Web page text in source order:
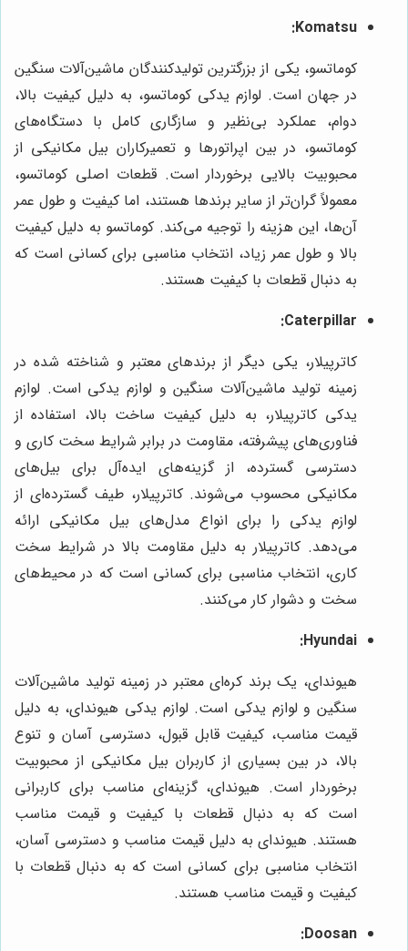
Komatsu:
کوماتسو، یکی از بزرگترین تولیدکنندگان ماشین‌آلات سنگین
در جهان است. لوازم یدکی کوماتسو، به دلیل کیفیت بالا،
دوام، عملکرد بی‌نظیر و سازگاری کامل با دستگاه‌های
کوماتسو، در بین اپراتورها و تعمیرکاران بیل مکانیکی از
محبوبیت بالایی برخوردار است. قطعات اصلی کوماتسو،
معمولاً گران‌تر از سایر برندها هستند، اما کیفیت و طول عمر
آن‌ها، این هزینه را توجیه می‌کند. کوماتسو به دلیل کیفیت
بالا و طول عمر زیاد، انتخاب مناسبی برای کسانی است که
به دنبال قطعات با کیفیت هستند.
Caterpillar:
کاترپیلار، یکی دیگر از برندهای معتبر و شناخته شده در
زمینه تولید ماشین‌آلات سنگین و لوازم یدکی است. لوازم
یدکی کاترپیلار، به دلیل کیفیت ساخت بالا، استفاده از
فناوری‌های پیشرفته، مقاومت در برابر شرایط سخت کاری و
دسترسی گسترده، از گزینه‌های ایده‌آل برای بیل‌های
مکانیکی محسوب می‌شوند. کاترپیلار، طیف گسترده‌ای از
لوازم یدکی را برای انواع مدل‌های بیل مکانیکی ارائه
می‌دهد. کاترپیلار به دلیل مقاومت بالا در شرایط سخت
کاری، انتخاب مناسبی برای کسانی است که در محیط‌های
سخت و دشوار کار می‌کنند.
Hyundai:
هیوندای، یک برند کره‌ای معتبر در زمینه تولید ماشین‌آلات
سنگین و لوازم یدکی است. لوازم یدکی هیوندای، به دلیل
قیمت مناسب، کیفیت قابل قبول، دسترسی آسان و تنوع
بالا، در بین بسیاری از کاربران بیل مکانیکی از محبوبیت
برخوردار است. هیوندای، گزینه‌ای مناسب برای کاربرانی
است که به دنبال قطعات با کیفیت و قیمت مناسب
هستند. هیوندای به دلیل قیمت مناسب و دسترسی آسان،
انتخاب مناسبی برای کسانی است که به دنبال قطعات با
کیفیت و قیمت مناسب هستند.
Doosan: